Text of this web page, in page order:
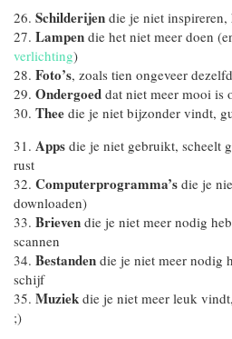
26. Schilderijen die je niet
27. Lampen die het niet meer doen
verlichting)
28. Foto’s, zoals tien ongeveer
29. Ondergoed dat niet meer mooi
30. Thee die je niet bijzonder vindt,
31. Apps die je niet gebruikt, scheelt
rust
32. Computerprogramma’s die je
downloaden)
33. Brieven die je niet meer nodig
scannen
34. Bestanden die je niet meer nodig
schijf
35. Muziek die je niet meer leuk
;)